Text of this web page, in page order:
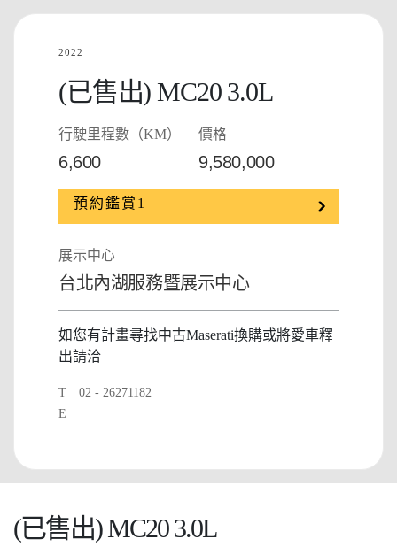
2022
(已售出) MC20 3.0L
行駛里程數（KM）
6,600
價格
9,580,000
預約鑑賞1
展示中心
台北內湖服務暨展示中心
如您有計畫尋找中古Maserati換購或將愛車釋
出請洽
T
02 - 26271182
E
(已售出) MC20 3.0L